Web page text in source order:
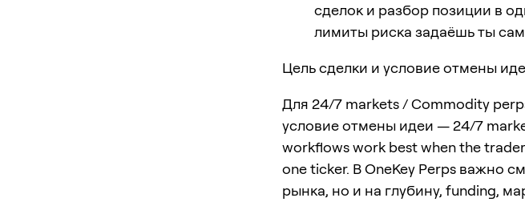
сделок и разбор позиции в
лимиты риска задаёшь ты
Цель сделки и условие отмены
Для 24/7 markets / Commodity
условие отмены идеи — 24/7
workflows work best when the
one ticker. В OneKey Perps важно
рынка, но и на глубину, funding,